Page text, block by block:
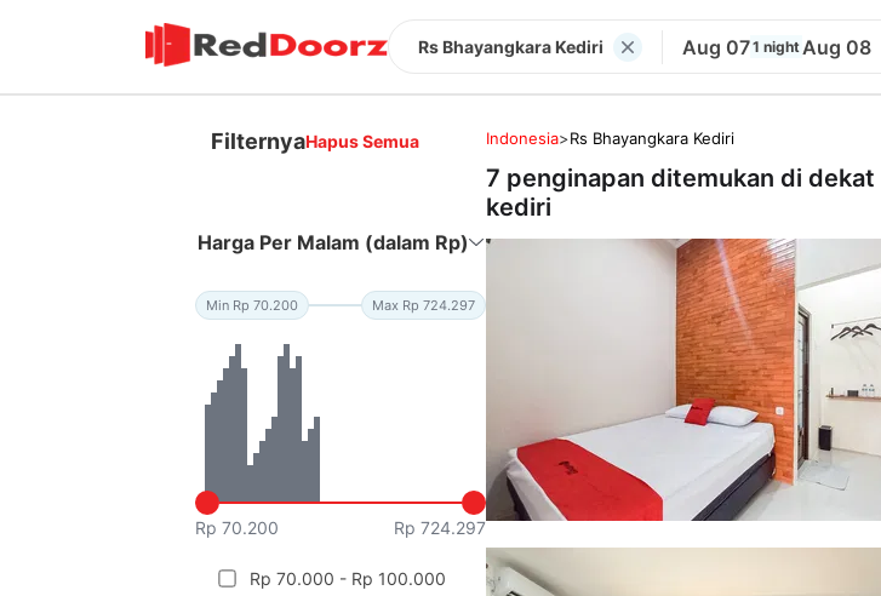
Rs Bhayangkara Kediri Aug 071 night Aug 08
FilternyaHapus Semua
Harga Per Malam (dalam Rp)
Min Rp 70.200 Max Rp 724.297
Rp 70.200 Rp 724.297
Rp 70.000 - Rp 100.000
Indonesia>Rs Bhayangkara Kediri
7 penginapan ditemukan di dekat
kediri